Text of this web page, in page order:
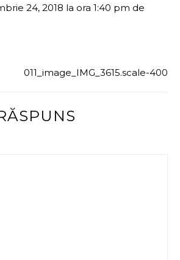
24, 2018 la ora 1:40 pm de
011_image_IMG_3615.scale-400